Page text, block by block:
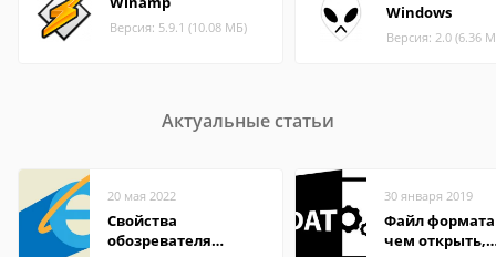
Версия: 5.9.1 (10.08 МБ)
Windows
Версия: 2.0 (6.36
Актуальные статьи
20 мая 2022
Свойства
обозревателя
30 января 2019
Файл формата
чем открыть,